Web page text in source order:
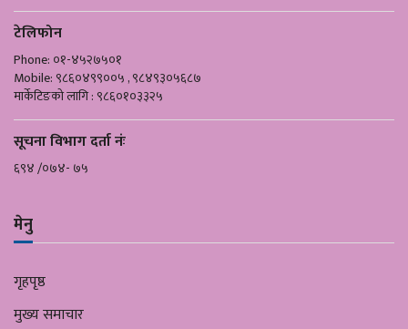
टेलिफोन
Phone: ०१-४५२७५०१
Mobile: ९८६०४९९००५ , ९८४९३०५६८७
मार्केटिङको लागि : ९८६०१०३३२५
सूचना विभाग दर्ता नंः
६९४ /०७४- ७५
मेनु
गृहपृष्ठ
मुख्य समाचार